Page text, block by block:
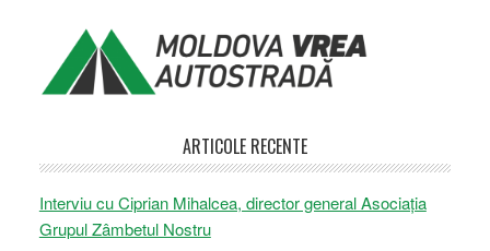
ARTICOLE RECENTE
Interviu cu Ciprian Mihalcea, director general Asociația
Grupul Zâmbetul Nostru